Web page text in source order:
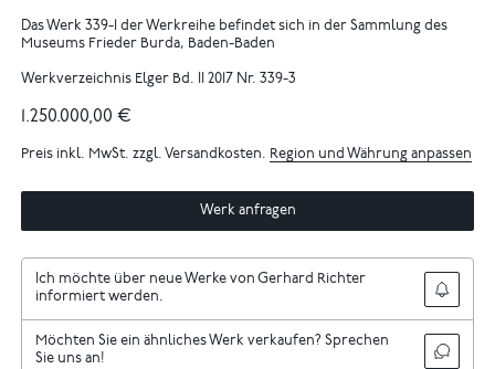
Das Werk 339-1 der Werkreihe befindet sich in der Sammlung des
Museums Frieder Burda, Baden-Baden
Werkverzeichnis Elger Bd. II 2017 Nr. 339-3
1.250.000,00 €
Preis inkl. MwSt. zzgl. Versandkosten. Region und Währung anpassen
Werk anfragen
Ich möchte über neue Werke von Gerhard Richter
informiert werden.
Möchten Sie ein ähnliches Werk verkaufen? Sprechen
Sie uns an!